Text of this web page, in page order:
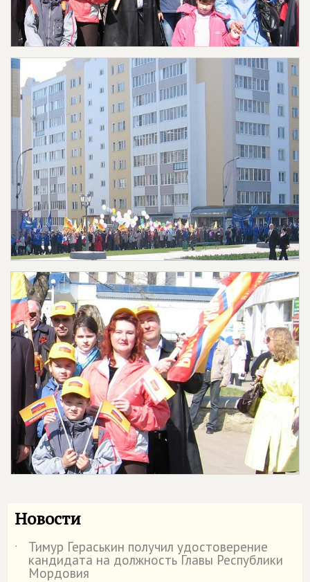
Новости
˙ Тимур Гераськин получил удостоверение
кандидата на должность Главы Республики
Мордовия